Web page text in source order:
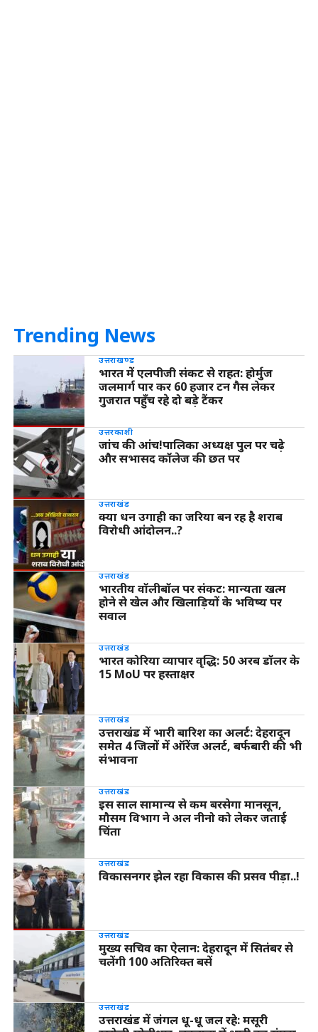
Trending News
उत्तराखण्ड
भारत में एलपीजी संकट से राहत: होर्मुज
जलमार्ग पार कर 60 हजार टन गैस लेकर
गुजरात पहुँच रहे दो बड़े टैंकर
उत्तरकाशी
जांच की आंच!पालिका अध्यक्ष पुल पर चढ़े
और सभासद कॉलेज की छत पर
उत्तराखंड
क्या धन उगाही का जरिया बन रह है शराब
विरोधी आंदोलन..?
उत्तराखंड
भारतीय वॉलीबॉल पर संकट: मान्यता खत्म
होने से खेल और खिलाड़ियों के भविष्य पर
सवाल
उत्तराखंड
भारत कोरिया व्यापार वृद्धि: 50 अरब डॉलर के
15 MoU पर हस्ताक्षर
उत्तराखंड
उत्तराखंड में भारी बारिश का अलर्ट: देहरादून
समेत 4 जिलों में ऑरेंज अलर्ट, बर्फबारी की भी
संभावना
उत्तराखंड
इस साल सामान्य से कम बरसेगा मानसून,
मौसम विभाग ने अल नीनो को लेकर जताई
चिंता
उत्तराखंड
विकासनगर झेल रहा विकास की प्रसव पीड़ा..!
उत्तराखंड
मुख्य सचिव का ऐलान: देहरादून में सितंबर से
चलेंगी 100 अतिरिक्त बसें
उत्तराखंड
उत्तराखंड में जंगल धू-धू जल रहे: मसूरी